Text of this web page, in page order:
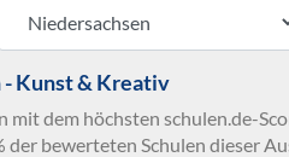
- Kunst & Kreativ
mit dem höchsten schulen.de-
der bewerteten Schulen dieser